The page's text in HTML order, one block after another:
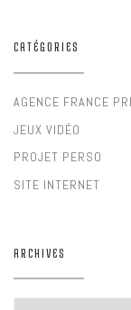
CATÉGORIES
AGENCE FRANCE
JEUX VIDÉO
PROJET PERSO
SITE INTERNET
ARCHIVES